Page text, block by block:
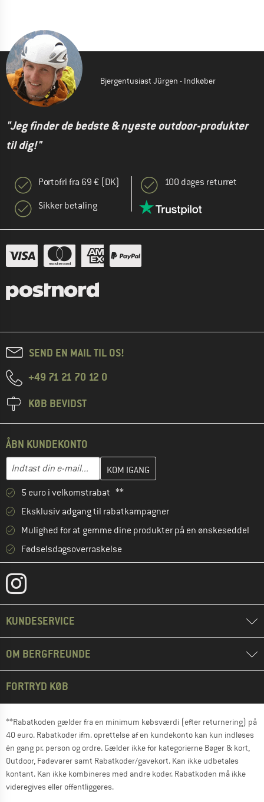
Bjergentusiast Jürgen - Indkøber
"Jeg finder de bedste & nyeste outdoor-produkter
til dig!"
Portofri fra 69 € (DK)
Sikker betaling
100 dages returret
SEND EN MAIL TIL OS!
+49 71 21 70 12 0
KØB BEVIDST
ÅBN KUNDEKONTO
E-mail-adresse
Indtast din e-mailadresse her, og opret i næste trin din
5 euro i velkomstrabat **
Eksklusiv adgang til rabatkampagner
Mulighed for at gemme dine produkter på en ønskeseddel
Fødselsdagsoverraskelse
KUNDESERVICE
OM BERGFREUNDE
FORTRYD KØB
**Rabatkoden gælder fra en minimum købsværdi (efter returnering) på
40 euro. Rabatkoder ifm. oprettelse af en kundekonto kan kun indløses
én gang pr. person og ordre. Gælder ikke for kategorierne Bøger & kort,
Outdoor, Fødevarer samt Rabatkoder/gavekort. Kan ikke udbetales
kontant. Kan ikke kombineres med andre koder. Rabatkoden må ikke
videregives eller offentliggøres.